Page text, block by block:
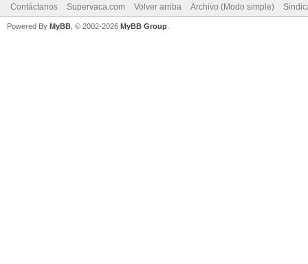
Contáctanos Supervaca.com Volver arriba Archivo (Modo simple)
Powered By MyBB , © 2002-2026 MyBB Group